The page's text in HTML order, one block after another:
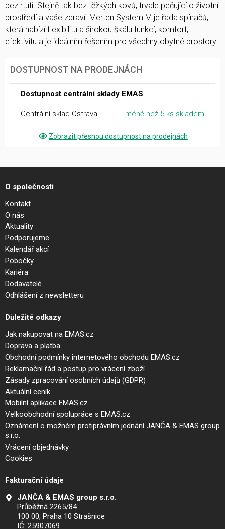
bez rtuti. Stejně tak bez těžkých kovů, trvale pečující o životní
prostředí a vaše zdraví. Merten System M je řada spínačů,
která nabízí flexibilitu a širokou škálu funkcí, komfort,
efektivitu a je ideálním řešením pro všechny obytné prostory.
DOSTUPNOST NA PRODEJNÁCH
Dostupnost centrální sklady EMAS
Centrální sklad Ostrava méně než 5 ks skladem
Zobrazit přesnou dostupnost na prodejnách
O společnosti
Kontakt
O nás
Aktuality
Podporujeme
Kalendář akcí
Pobočky
Kariéra
Dodavatelé
Odhlášení z newsletteru
Důležité odkazy
Jak nakupovat na EMAS.cz
Doprava a platba
Obchodní podmínky internetového obchodu EMAS.cz
Reklamační řád a postup pro vrácení zboží
Zásady zpracování osobních údajů (GDPR)
Aktuální ceník
Mobilní aplikace EMAS.cz
Velkoobchodní spolupráce s EMAS.cz
Oznámení o možném protiprávním jednání JANČA & EMAS group
s.r.o.
Vrácení objednávky
Cookies
Fakturační údaje
JANČA & EMAS group s.r.o.
Průběžná 2265/84
100 00, Praha 10 Strašnice
IČ: 25907069